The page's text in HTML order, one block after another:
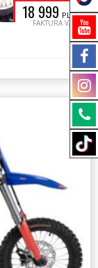
18 999 PLN
FAKTURA VAT